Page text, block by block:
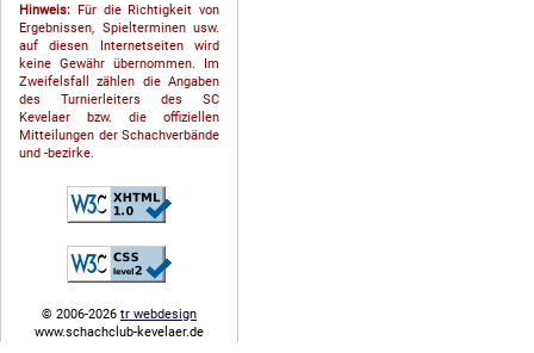
Hinweis: Für die Richtigkeit von
Ergebnissen, Spielterminen usw.
auf diesen Internetseiten wird
keine Gewähr übernommen. Im
Zweifelsfall zählen die Angaben
des Turnierleiters des SC
Kevelaer bzw. die offiziellen
Mitteilungen der Schach­ver­bände
und -bezirke.
© 2006-2026 tr webdesign
www.schachclub-kevelaer.de